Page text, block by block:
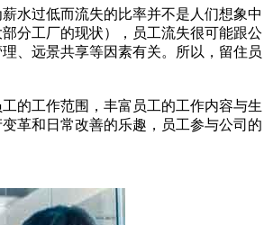
水过低而流失的比率并不是人们想象中
分工厂的现状），员工流失很可能跟公
、远景共享等因素有关。所以，留住员
的工作范围，丰富员工的工作内容与生
革和日常改善的乐趣，员工参与公司的